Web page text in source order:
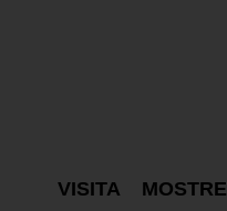
VISITA MOSTRE